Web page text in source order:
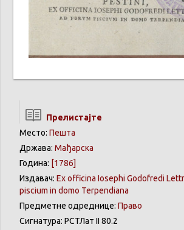
Прелистајте
Место: Пешта
Држава: Мађарска
Година: [1786]
Издавач: Ex officina Iosephi Godofredi
piscium in domo Terpendiana
Предметне одреднице: Право
Сигнатура: РCТЛат II 80.2